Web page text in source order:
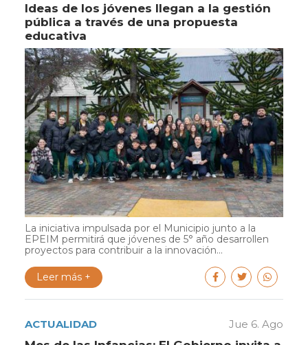
Ideas de los jóvenes llegan a la gestión
pública a través de una propuesta
educativa
La iniciativa impulsada por el Municipio junto a la
EPEIM permitirá que jóvenes de 5° año desarrollen
proyectos para contribuir a la innovación...
Leer más +
ACTUALIDAD Jue 6. Ago